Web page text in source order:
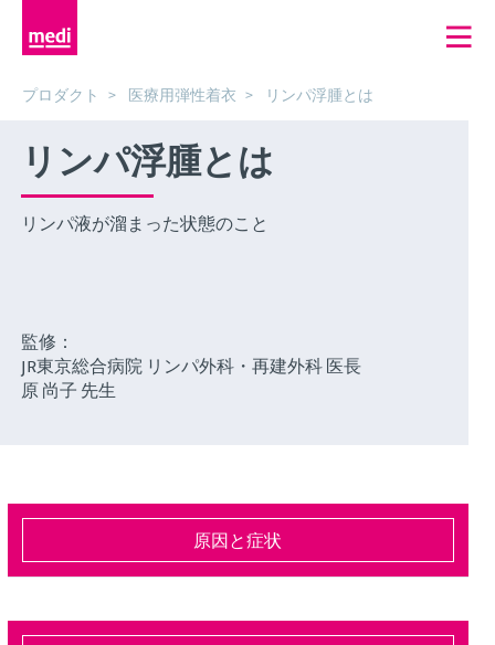
プロダクト 医療用弾性着衣 リンパ浮腫とは
リンパ浮腫とは
リンパ液が溜まった状態のこと
監修：
JR東京総合病院 リンパ外科・再建外科 医長
原 尚子 先生
原因と症状